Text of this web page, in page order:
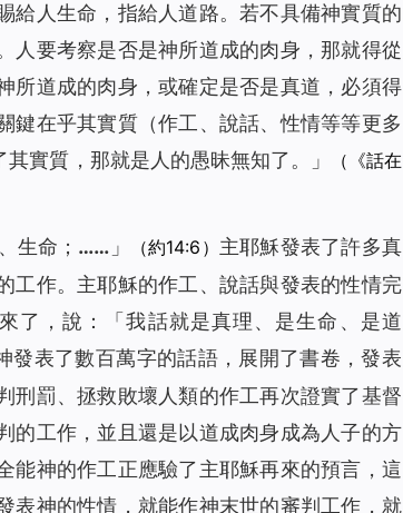
給人生命，指給人道路。若不具備神實質的
人要考察是否是神所道成的肉身，那就得從
所道成的肉身，或確定是否是真道，必須得
鍵在乎其實質（作工、說話、性情等等更多
實質，那就是人的愚昧無知了。
」
（《話在
生命；…… 」 （約14:6） 主耶穌發表了許多真
工作。主耶穌的作工、說話與發表的性情完
了，說：「我話就是真理、是生命、是道
發表了數百萬字的話語，展開了書卷，發表
刑罰、拯救敗壞人類的作工再次證實了基督
的工作，並且還是以道成肉身成為人子的方
能神的作工正應驗了主耶穌再來的預言，這
表神的性情，就能作神末世的審判工作，就